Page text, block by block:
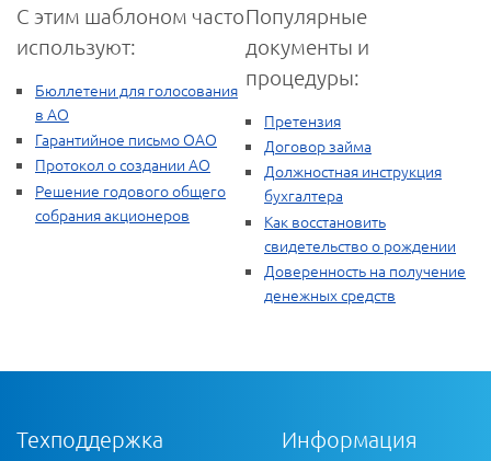
С этим шаблоном часто
используют:
Бюллетени для голосования
в АО
Гарантийное письмо ОАО
Протокол о создании АО
Решение годового общего
собрания акционеров
Популярные
документы и
процедуры:
Претензия
Договор займа
Должностная инструкция
бухгалтера
Как восстановить
свидетельство о рождении
Доверенность на получение
денежных средств
Техподдержка Информация